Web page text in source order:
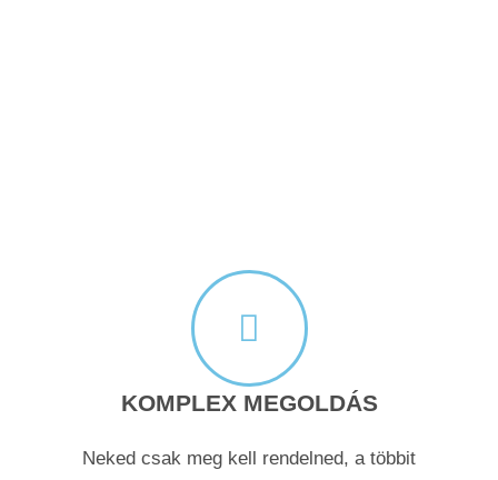
KOMPLEX MEGOLDÁS
Neked csak meg kell rendelned, a többit